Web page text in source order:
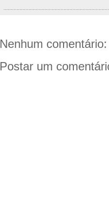
Nenhum comentário:
Postar um